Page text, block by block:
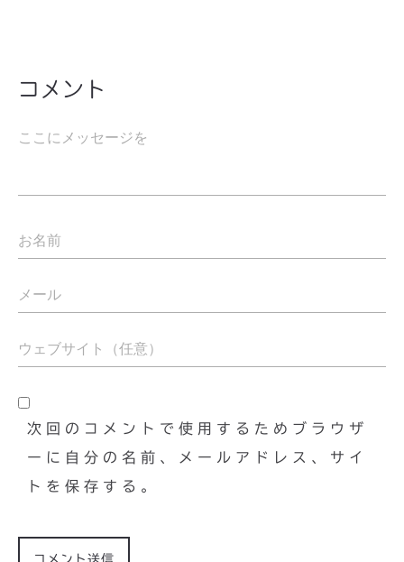
コメント
次回のコメントで使用するためブラウザ
ーに自分の名前、メールアドレス、サイ
トを保存する。